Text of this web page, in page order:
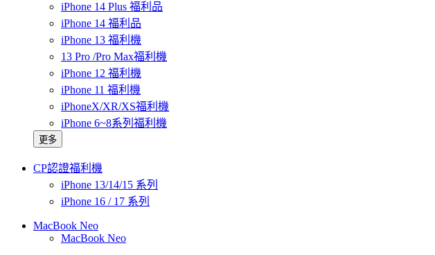
iPhone 14 Plus 福利品
iPhone 14 福利品
iPhone 13 福利機
13 Pro /Pro Max福利機
iPhone 12 福利機
iPhone 11 福利機
iPhoneX/XR/XS福利機
iPhone 6~8系列福利機
更多
CP認證福利機
iPhone 13/14/15 系列
iPhone 16 / 17 系列
MacBook Neo
MacBook Neo